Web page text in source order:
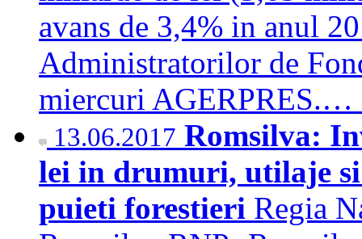
avans de 3,4% in anul
Administratorilor de
miercuri AGERPRES.…
13.06.2017 Romsilva:
lei in drumuri, utilaje
puieti forestieri Regia